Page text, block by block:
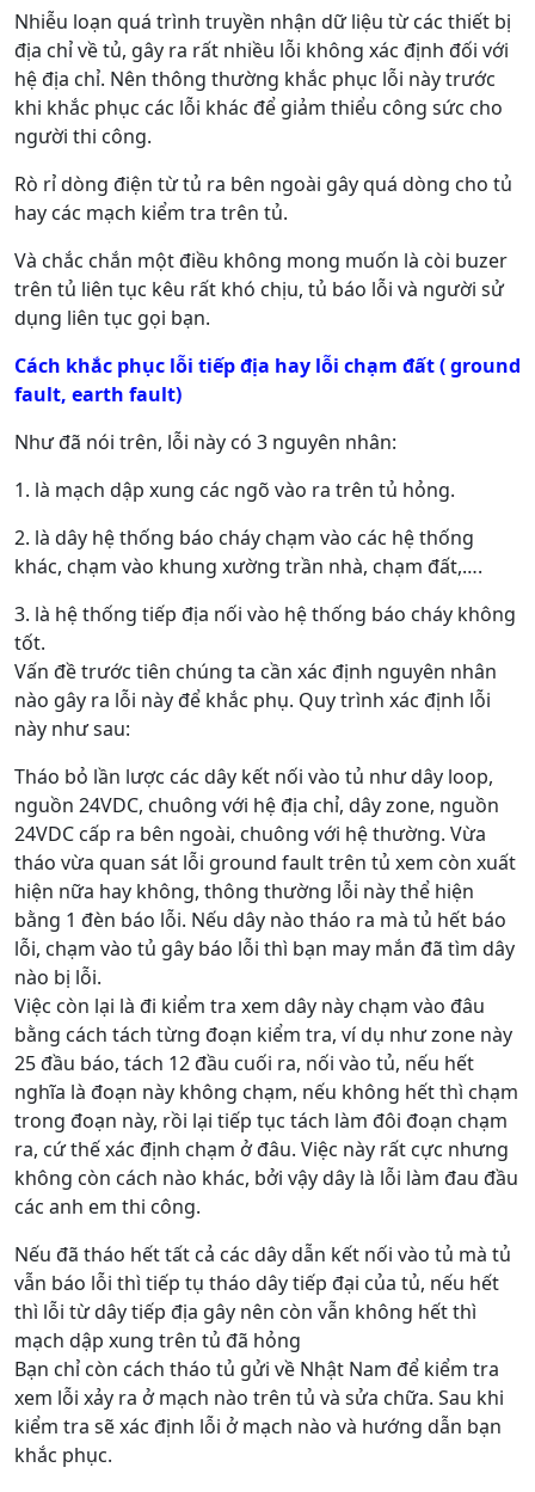
Nhiễu loạn quá trình truyền nhận dữ liệu từ các thiết bị
địa chỉ về tủ, gây ra rất nhiều lỗi không xác định đối với
hệ địa chỉ. Nên thông thường khắc phục lỗi này trước
khi khắc phục các lỗi khác để giảm thiểu công sức cho
người thi công.
Rò rỉ dòng điện từ tủ ra bên ngoài gây quá dòng cho tủ
hay các mạch kiểm tra trên tủ.
Và chắc chắn một điều không mong muốn là còi buzer
trên tủ liên tục kêu rất khó chịu, tủ báo lỗi và người sử
dụng liên tục gọi bạn.
Cách khắc phục lỗi tiếp địa hay lỗi chạm đất ( ground
fault, earth fault)
Như đã nói trên, lỗi này có 3 nguyên nhân:
1. là mạch dập xung các ngõ vào ra trên tủ hỏng.
2. là dây hệ thống báo cháy chạm vào các hệ thống
khác, chạm vào khung xường trần nhà, chạm đất,….
3. là hệ thống tiếp địa nối vào hệ thống báo cháy không
tốt.
Vấn đề trước tiên chúng ta cần xác định nguyên nhân
nào gây ra lỗi này để khắc phụ. Quy trình xác định lỗi
này như sau:
Tháo bỏ lần lược các dây kết nối vào tủ như dây loop,
nguồn 24VDC, chuông với hệ địa chỉ, dây zone, nguồn
24VDC cấp ra bên ngoài, chuông với hệ thường. Vừa
tháo vừa quan sát lỗi ground fault trên tủ xem còn xuất
hiện nữa hay không, thông thường lỗi này thể hiện
bằng 1 đèn báo lỗi. Nếu dây nào tháo ra mà tủ hết báo
lỗi, chạm vào tủ gây báo lỗi thì bạn may mắn đã tìm dây
nào bị lỗi.
Việc còn lại là đi kiểm tra xem dây này chạm vào đâu
bằng cách tách từng đoạn kiểm tra, ví dụ như zone này
25 đầu báo, tách 12 đầu cuối ra, nối vào tủ, nếu hết
nghĩa là đoạn này không chạm, nếu không hết thì chạm
trong đoạn này, rồi lại tiếp tục tách làm đôi đoạn chạm
ra, cứ thế xác định chạm ở đâu. Việc này rất cực nhưng
không còn cách nào khác, bởi vậy dây là lỗi làm đau đầu
các anh em thi công.
Nếu đã tháo hết tất cả các dây dẫn kết nối vào tủ mà tủ
vẫn báo lỗi thì tiếp tụ tháo dây tiếp đại của tủ, nếu hết
thì lỗi từ dây tiếp địa gây nên còn vẫn không hết thì
mạch dập xung trên tủ đã hỏng
Bạn chỉ còn cách tháo tủ gửi về Nhật Nam để kiểm tra
xem lỗi xảy ra ở mạch nào trên tủ và sửa chữa. Sau khi
kiểm tra sẽ xác định lỗi ở mạch nào và hướng dẫn bạn
khắc phục.